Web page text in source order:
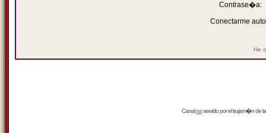
Contrase�a:
Conectarme
He
Canalrssservido por eltrujam�nde